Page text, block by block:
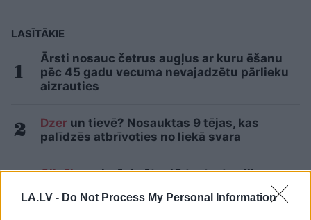
LA.LV - Do Not Process My Personal Information
LASĪTĀKIE
Ārsti nosauc četrus augļus ar kuru ēšanu
pēc 45 gadu vecuma nevajadzētu pārlieku
aizrauties
Dzer un tievē? Nosauktas 9 tējas, kas
palīdzēs atbrīvoties no liekā svara
Cilvēkusaizrāvis ātrs IQ tests: tas liks
izkustināt smadzenes, lai pārbaudītu tavu
erudīciju